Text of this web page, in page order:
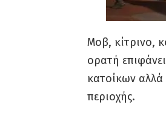
Μοβ, κίτρινο,
ορατή
κατοίκων
περιοχής.